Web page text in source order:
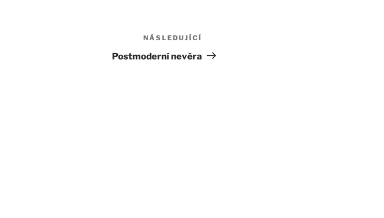
příspěvek
NÁSLEDUJÍCÍ
Postmoderní nevěra